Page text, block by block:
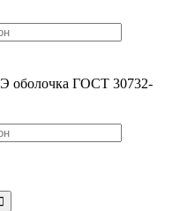
оболочка ГОСТ 30732-